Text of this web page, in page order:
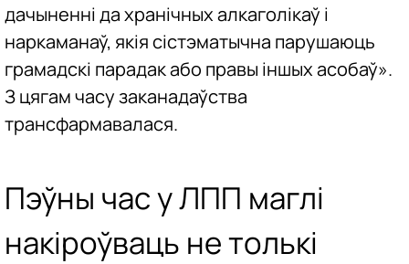
дачыненні да хранічных алкаголікаў і
наркаманаў, якія сістэматычна парушаюць
грамадскі парадак або правы іншых асобаў».
З цягам часу заканадаўства
трансфармавалася.
Пэўны час у ЛПП маглі
накіроўваць не толькі